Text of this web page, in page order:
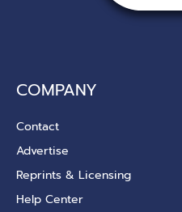
COMPANY
Contact
Advertise
Reprints & Licensing
Help Center